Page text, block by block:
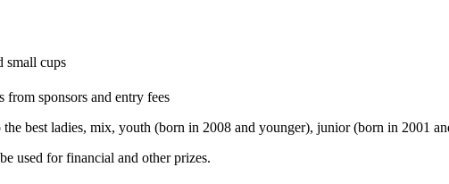
small cups
sponsors and entry fees
best ladies, mix, youth (born in 2008 and younger), junior (born in 2001
used for financial and other prizes.